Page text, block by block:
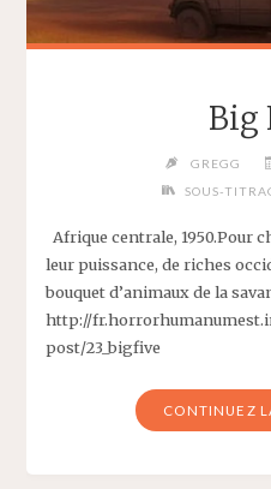
Big
GREGG
SOUS-
Afrique centrale, 1950.Pour
leur puissance, de riches
bouquet d’animaux de la
http://
post/23_bigfive
CONTINUEZ